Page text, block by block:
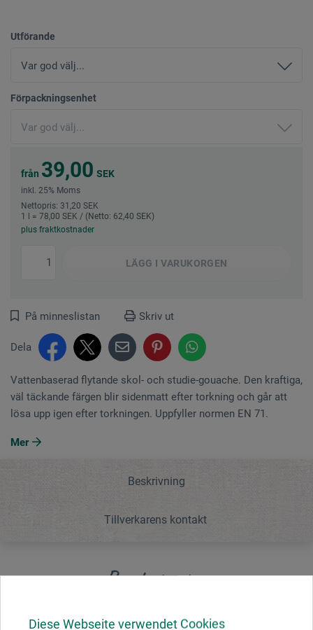
Diese Webseite verwendet Cookies
Utförande
Förpackningsenhet
från 39,00 SEK
inkl. 25% Moms
Nettopris: 31,20 SEK
1 l = 78,00 SEK / (Netto: 62,40 SEK)
plus fraktkostnader
LÄGG I VARUKORGEN
På minneslistan Skriv ut
Dela
Vattenbaserad flytande skol- och studie-gouache. Den kraftiga,
väl täckande färgen blir sidenmatt efter torkning och går att
lösa upp igen efter torkningen. Uppfyller normen EN 71.
Mer
Beskrivning
Tillverkarens kontakt
Beskrivning
Vattenbaserad flytande skol- och studie-gouache. Den